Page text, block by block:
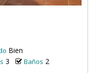
Bien
3 Baños 2